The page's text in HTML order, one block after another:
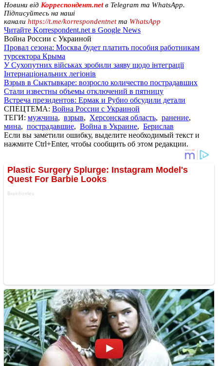
Новини від Корреспондент.netв Telegram та WhatsApp.
Підписуйтесь на наші
канали https://t.me/korrespondentnetта WhatsApp
Читайте Korrespondent.net в Google News
Война России с Украиной
Провал сезона: Москва будет платить пособия работникам
турсектора Крыма
У Сухопутних військах зробили заяву щодо інтеграції
Інтернаціональних легіонів
Взрыв в Сыктывкаре: возросло количество пострадавших
Стали известны объемы отключений в пятницу
Встреча президентов: Ермак и Рубио обсудили детали
СПЕЦТЕМА: Война России с Украиной
ТЕГИ: мужчина, взрыв, Херсонская область, ранение,
мина, пострадавшие, Война в Украине, Берислав
Если вы заметили ошибку, выделите необходимый текст и
нажмите Ctrl+Enter, чтобы сообщить об этом редакции.